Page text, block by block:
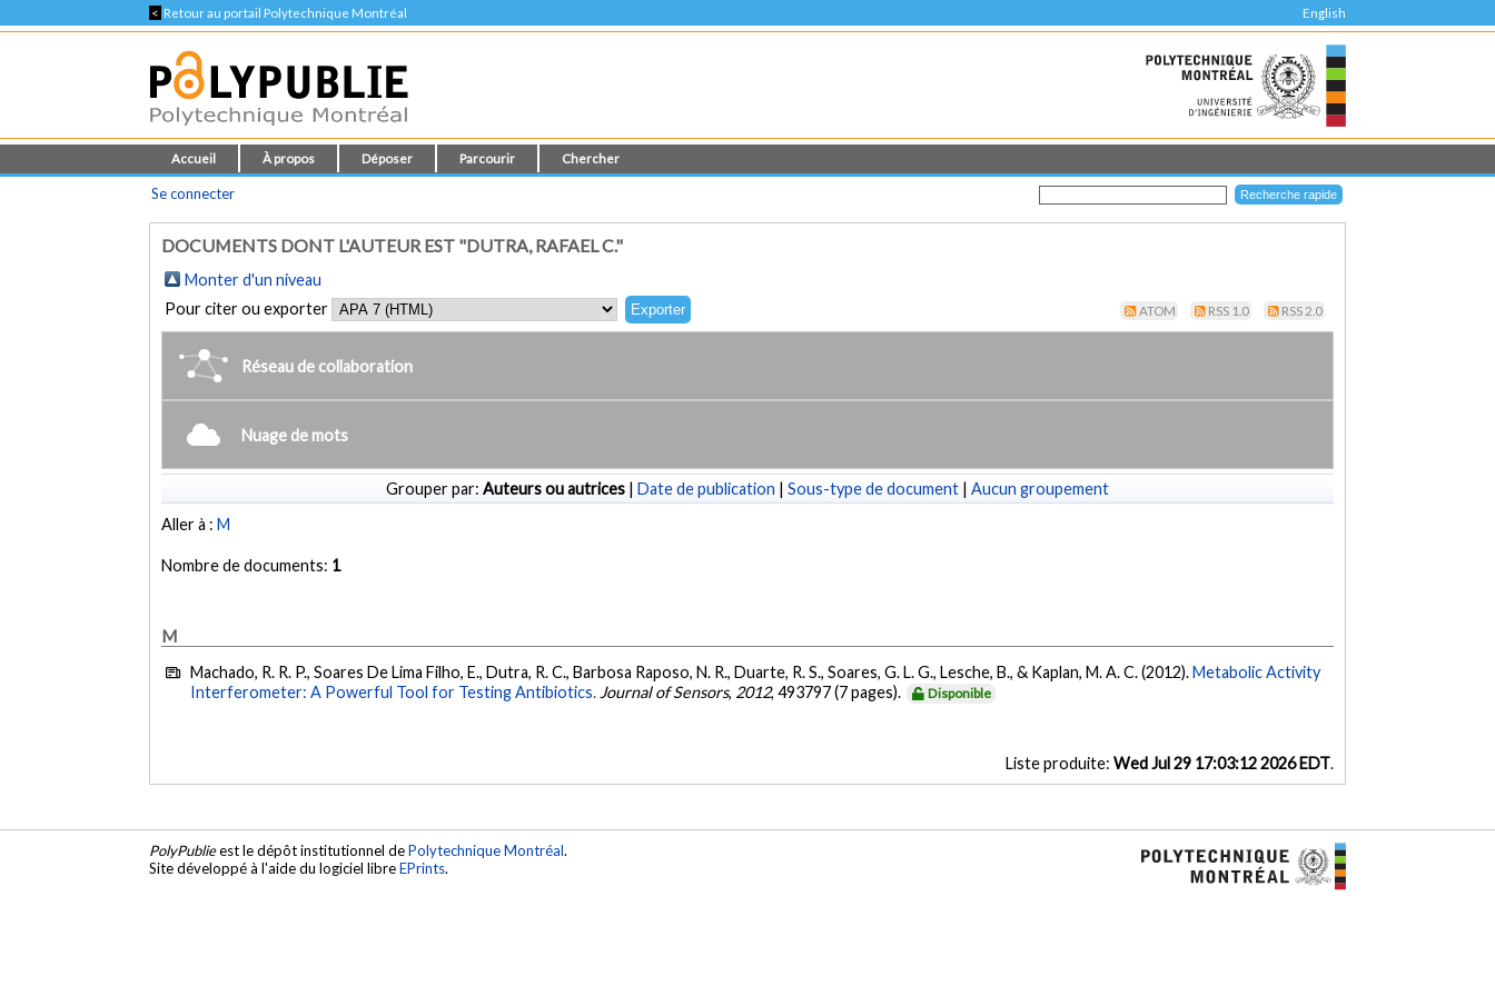
< Retour au portail Polytechnique Montréal English
Accueil À propos Déposer Parcourir Chercher
Se connecter
DOCUMENTS DONT L'AUTEUR EST "DUTRA, RAFAEL C."
Monter d'un niveau
Pour citer ou exporter
ATOM RSS 1.0 RSS 2.0
Réseau de collaboration
Nuage de mots
Grouper par: Auteurs ou autrices | Date de publication | Sous-type de document | Aucun groupement
Aller à :M
Nombre de documents: 1
M
Machado, R. R. P., Soares De Lima Filho, E., Dutra, R. C., Barbosa Raposo, N. R., Duarte, R. S., Soares, G. L. G., Lesche, B., & Kaplan, M. A. C. (2012).Metabolic Activity
Interferometer: A Powerful Tool for Testing Antibiotics. Journal of Sensors, 2012, 493797 (7 pages). Disponible
Liste produite: Wed Jul 29 17:03:12 2026 EDT.
PolyPublieest le dépôt institutionnel dePolytechnique Montréal.
Site développé à l'aide du logiciel libreEPrints.